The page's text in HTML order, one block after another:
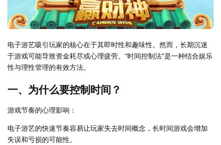
电子游艺吸引玩家的核心在于其即时性和趣味性。然而，长期沉迷
于游戏可能导致资金耗尽或心理疲劳。“时间控制法”是一种结合娱乐
性与理性管理的有效方法。
一、为什么要控制时间？
游戏节奏的心理影响：
电子游艺的快速节奏容易让玩家失去时间概念，长时间游戏会增加
失误和亏损的可能性。